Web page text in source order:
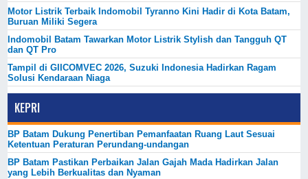
Motor Listrik Terbaik Indomobil Tyranno Kini Hadir di Kota Batam,
Buruan Miliki Segera
Indomobil Batam Tawarkan Motor Listrik Stylish dan Tangguh QT
dan QT Pro
Tampil di GIICOMVEC 2026, Suzuki Indonesia Hadirkan Ragam
Solusi Kendaraan Niaga
KEPRI
BP Batam Dukung Penertiban Pemanfaatan Ruang Laut Sesuai
Ketentuan Peraturan Perundang-undangan
BP Batam Pastikan Perbaikan Jalan Gajah Mada Hadirkan Jalan
yang Lebih Berkualitas dan Nyaman